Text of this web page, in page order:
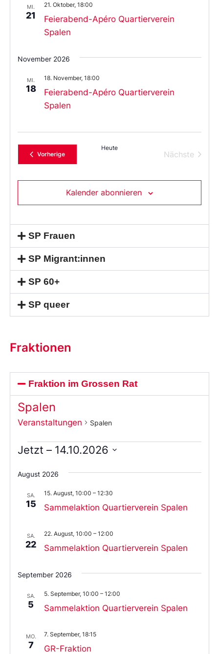
MI.
21
Feierabend-Apéro Quartierverein
Spalen
21. Oktober, 18:00
November 2026
MI.
18
Feierabend-Apéro Quartierverein
Spalen
18. November, 18:00
VorherigeVeranstaltungen
Heute
Nächste
Kalender abonnieren
SP Frauen
SP Migrant:innen
SP 60+
SP queer
Fraktionen
Fraktion im Grossen Rat
Spalen
Veranstaltungen Spalen
Jetzt – 14.10.2026
Sie
das
aus.
August 2026
SA.
15 Sammelaktion Quartierverein Spalen
15. August, 10:00 – 12:30
SA.
22 Sammelaktion Quartierverein Spalen
22. August, 10:00 – 12:00
September 2026
SA.
5 Sammelaktion Quartierverein Spalen
5. September, 10:00 – 12:00
MO.
7 GR-Fraktion
7. September, 18:15